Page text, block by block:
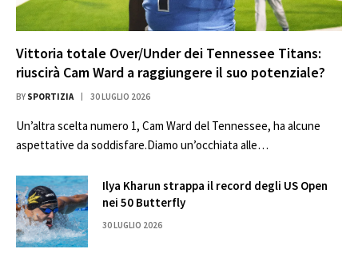
Vittoria totale Over/Under dei Tennessee Titans:
riuscirà Cam Ward a raggiungere il suo potenziale?
BY SPORTIZIA 30 LUGLIO 2026
Un’altra scelta numero 1, Cam Ward del Tennessee, ha alcune
aspettative da soddisfare.Diamo un’occhiata alle…
Ilya Kharun strappa il record degli US Open
nei 50 Butterfly
30 LUGLIO 2026